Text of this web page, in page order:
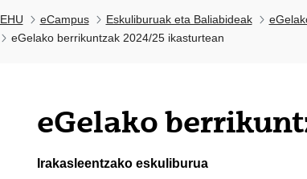
EHU eCampus Eskuliburuak eta Baliabideak
eGelako berrikuntzak 2024/25 ikasturtean
eGelako
Irakasleentzako eskuliburua